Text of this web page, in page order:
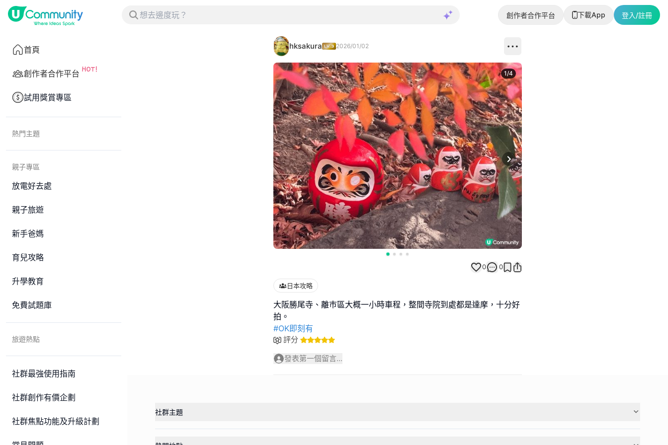
創作者合作平台 下載App 登入/註冊
首頁
創作者合作平台
試用獎賞專區
熱門主題
親子專區
放電好去處
親子旅遊
新手爸媽
育兒攻略
升學教育
免費試題庫
旅遊熱點
社群最強使用指南
社群創作有價企劃
社群焦點功能及升級計劃
hksakura 2026/01/02
Next slide
1/4
0 0
日本攻略
大阪勝尾寺、離巿區大概一小時車程，整間寺院到處都是達摩，十分好
#OK即刻有
評分
發表第一個留言...
社群主題